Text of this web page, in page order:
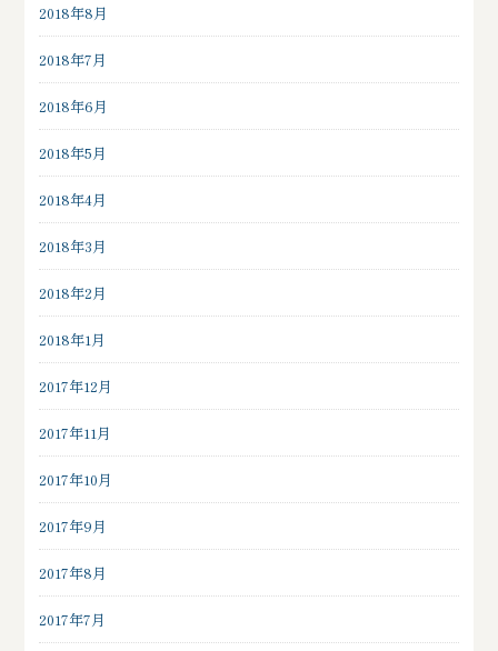
2018年8月
2018年7月
2018年6月
2018年5月
2018年4月
2018年3月
2018年2月
2018年1月
2017年12月
2017年11月
2017年10月
2017年9月
2017年8月
2017年7月